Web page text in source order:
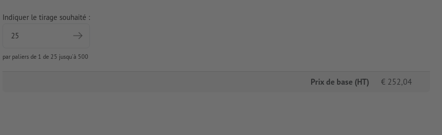
Indiquer le tirage souhaité :
par paliers de 1 de 25 jusqu'à 500
Prix de base (HT) € 252,04